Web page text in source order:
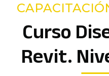
Curso
Revit.